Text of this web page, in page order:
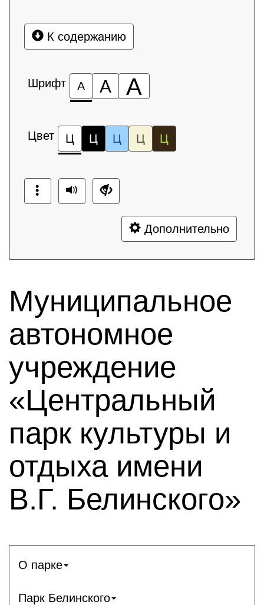
К содержанию
Шрифт А А А
Цвет Ц Ц Ц Ц Ц
Дополнительно
Муниципальное
автономное
учреждение
«Центральный
парк культуры и
отдыха имени
В.Г. Белинского»
О парке
Парк Белинского